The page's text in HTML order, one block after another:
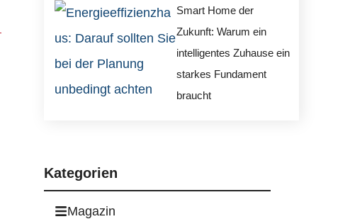
Smart Home der
Zukunft: Warum ein
intelligentes Zuhause ein
starkes Fundament
braucht
Kategorien
Magazin